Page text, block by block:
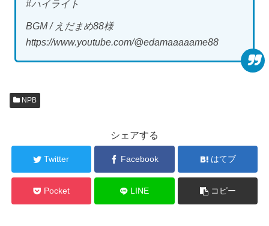
#ハイライト
BGM / えだまめ88様
https://www.youtube.com/@edamaaaaame88
NPB
シェアする
Twitter Facebook はてブ
Pocket LINE コピー